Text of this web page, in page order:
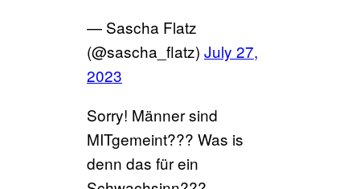
— Sascha Flatz
(@sascha_flatz) July 27,
2023
Sorry! Männer sind
MITgemeint??? Was is
denn das für ein